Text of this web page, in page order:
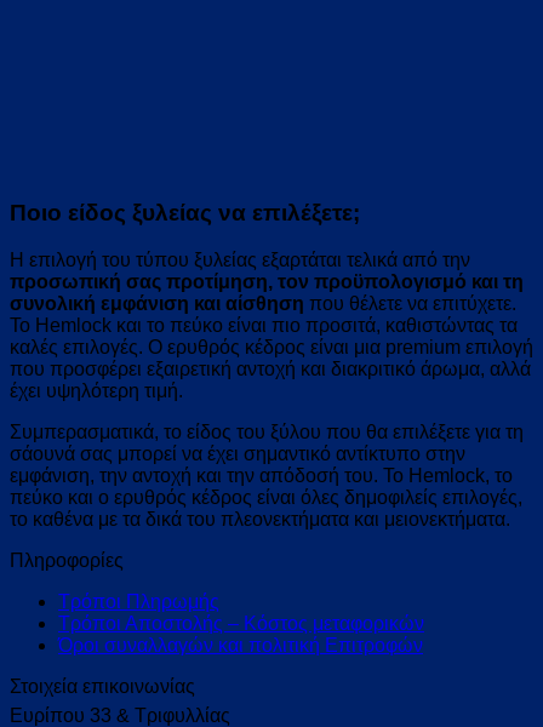
Ποιο είδος ξυλείας να επιλέξετε;
Η επιλογή του τύπου ξυλείας εξαρτάται τελικά από την
προσωπική σας προτίμηση, τον προϋπολογισμό και τη
συνολική εμφάνιση και αίσθηση που θέλετε να επιτύχετε.
Το Hemlock και το πεύκο είναι πιο προσιτά, καθιστώντας τα
καλές επιλογές. Ο ερυθρός κέδρος είναι μια premium επιλογή
που προσφέρει εξαιρετική αντοχή και διακριτικό άρωμα, αλλά
έχει υψηλότερη τιμή.
Συμπερασματικά, το είδος του ξύλου που θα επιλέξετε για τη
σάουνά σας μπορεί να έχει σημαντικό αντίκτυπο στην
εμφάνιση, την αντοχή και την απόδοσή του. Το Hemlock, το
πεύκο και ο ερυθρός κέδρος είναι όλες δημοφιλείς επιλογές,
το καθένα με τα δικά του πλεονεκτήματα και μειονεκτήματα.
Πληροφορίες
Τρόποι Πληρωμής
Τρόποι Αποστολής – Κόστος μεταφορικών
Όροι συναλλαγών και πολιτική Επιτροφών
Στοιχεία επικοινωνίας
Ευρίπου 33 & Τριφυλλίας